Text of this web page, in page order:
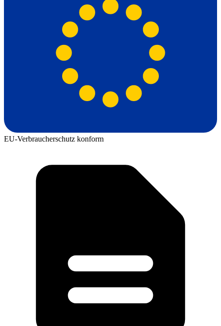
EU-Verbraucherschutz konform